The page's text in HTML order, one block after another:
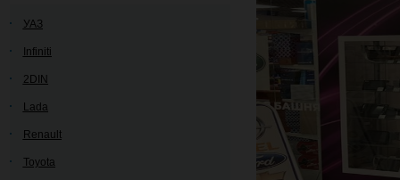
УАЗ
Infiniti
2DIN
Lada
Renault
Toyota